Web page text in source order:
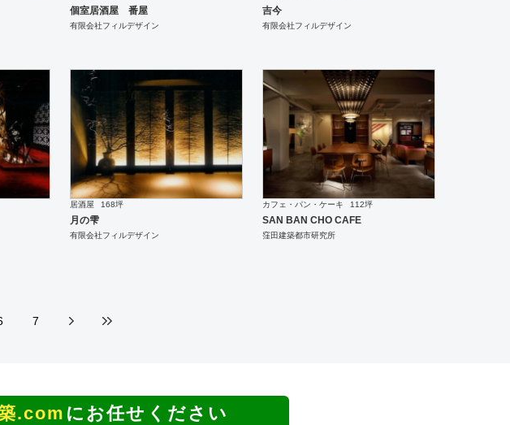
個室居酒屋 番屋
有限会社フィルデザイン
吉今
有限会社フィルデザイン
居酒屋 168坪
月の雫
有限会社フィルデザイン
カフェ・パン・ケーキ 112坪
SAN BAN CHO CAFE
窪田建築都市研究所
7
.com にお任せください